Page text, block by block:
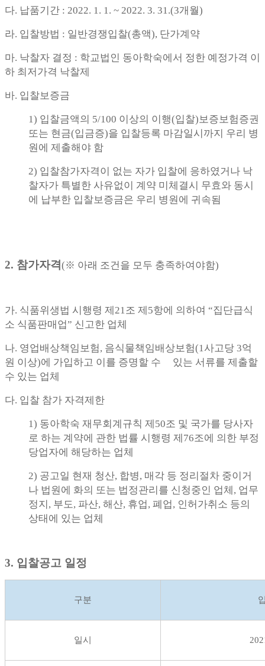
다. 납품기간 : 2022. 1. 1. ~ 2022. 3. 31.(3개월)
라. 입찰방법 : 일반경쟁입찰(총액), 단가계약
마. 낙찰자 결정 : 학교법인 동아학숙에서 정한 예정가격 이
하 최저가격 낙찰제
바. 입찰보증금
1) 입찰금액의 5/100 이상의 이행(입찰)보증보험증권
또는 현금(입금증)을 입찰등록 마감일시까지 우리 병
원에 제출해야 함
2) 입찰참가자격이 없는 자가 입찰에 응하였거나 낙
찰자가 특별한 사유없이 계약 미체결시 무효와 동시
에 납부한 입찰보증금은 우리 병원에 귀속됨
2. 참가자격 (※ 아래 조건을 모두 충족하여야함)
가. 식품위생법 시행령 제21조 제5항에 의하여 “집단급식
소 식품판매업” 신고한 업체
나. 영업배상책임보험, 음식물책임배상보험(1사고당 3억
원 이상)에 가입하고 이를 증명할 수 있는 서류를 제출할
수 있는 업체
다. 입찰 참가 자격제한
1) 동아학숙 재무회계규칙 제50조 및 국가를 당사자
로 하는 계약에 관한 법률 시행령 제76조에 의한 부정
당업자에 해당하는 업체
2) 공고일 현재 청산, 합병, 매각 등 정리절차 중이거
나 법원에 화의 또는 법정관리를 신청중인 업체, 업무
정지, 부도, 파산, 해산, 휴업, 폐업, 인허가취소 등의
상태에 있는 업체
3. 입찰공고 일정
구분
일시